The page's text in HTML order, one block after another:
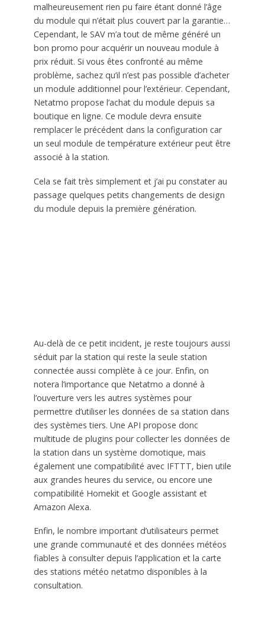
malheureusement rien pu faire étant donné l’âge
du module qui n’était plus couvert par la garantie…
Cependant, le SAV m’a tout de même généré un
bon promo pour acquérir un nouveau module à
prix réduit. Si vous êtes confronté au même
problème, sachez qu’il n’est pas possible d’acheter
un module additionnel pour l’extérieur. Cependant,
Netatmo propose l’achat du module depuis sa
boutique en ligne. Ce module devra ensuite
remplacer le précédent dans la configuration car
un seul module de température extérieur peut être
associé à la station.
Cela se fait très simplement et j’ai pu constater au
passage quelques petits changements de design
du module depuis la première génération.
Au-delà de ce petit incident, je reste toujours aussi
séduit par la station qui reste la seule station
connectée aussi complète à ce jour. Enfin, on
notera l’importance que Netatmo a donné à
l’ouverture vers les autres systèmes pour
permettre d’utiliser les données de sa station dans
des systèmes tiers. Une API propose donc
multitude de plugins pour collecter les données de
la station dans un système domotique, mais
également une compatibilité avec IFTTT, bien utile
aux grandes heures du service, ou encore une
compatibilité Homekit et Google assistant et
Amazon Alexa.
Enfin, le nombre important d’utilisateurs permet
une grande communauté et des données météos
fiables à consulter depuis l’application et la carte
des stations météo netatmo disponibles à la
consultation.